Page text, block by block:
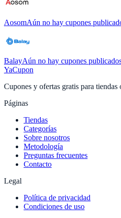
AosomAún no hay cupones
BalayAún no hay cupones
YaCupon
Cupones y ofertas gratis para
Páginas
Tiendas
Categorías
Sobre nosotros
Metodología
Preguntas frecuentes
Contacto
Legal
Política de privacidad
Condiciones de uso